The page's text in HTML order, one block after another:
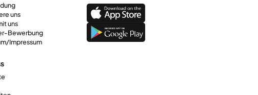
uns
uns
Bewerbung
Impressum